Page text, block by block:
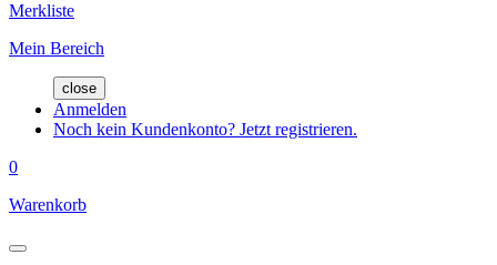
Merkliste
Mein Bereich
close
Anmelden
Noch kein Kundenkonto? Jetzt registrieren.
0
Warenkorb